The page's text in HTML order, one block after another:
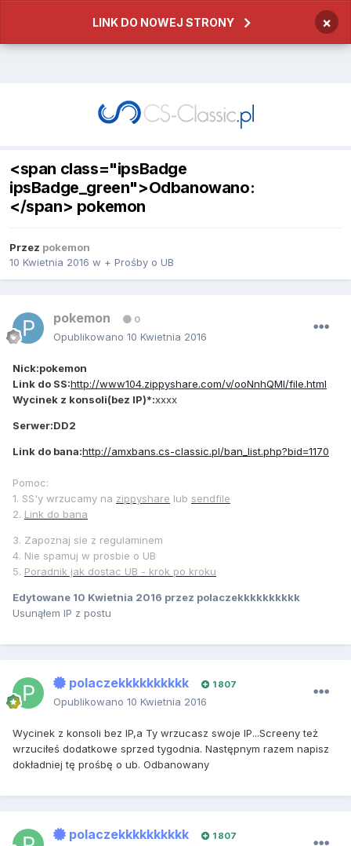
LINK DO NOWEJ STRONY ×
<span class="ipsBadge
ipsBadge_green">Odbanowano:
</span> pokemon
Przez pokemon
10 Kwietnia 2016 w + Prośby o UB
pokemon 0
Opublikowano 10 Kwietnia 2016
Nick:pokemon
Link do SS:http://www104.zippyshare.com/v/ooNnhQMl/file.html
Wycinek z konsoli(bez IP)*:xxxx
Serwer:DD2
Link do bana:http://amxbans.cs-classic.pl/ban_list.php?bid=1170
Pomoc:
1. SS'y wrzucamy na zippyshare lub sendfile
2. Link do bana
3. Zapoznaj sie z regulaminem
4. Nie spamuj w prosbie o UB
5. Poradnik jak dostac UB - krok po kroku
Edytowane 10 Kwietnia 2016 przez polaczekkkkkkkkkk
Usunąłem IP z postu
polaczekkkkkkkkkk 1 807
Opublikowano 10 Kwietnia 2016
Wycinek z konsoli bez IP,a Ty wrzucasz swoje IP...Screeny też
wrzuciłeś dodatkowe sprzed tygodnia. Następnym razem napisz
dokładniej tę prośbę o ub. Odbanowany
polaczekkkkkkkkkk 1 807